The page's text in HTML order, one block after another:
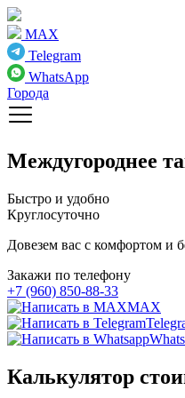
MAX
Telegram
WhatsApp
Города
Междугороднее
Быстро и удобно
Круглосуточно
Довезем вас с комфортом и
Закажи по телефону
+7 (960) 850-88-33
MAX
Калькулятор